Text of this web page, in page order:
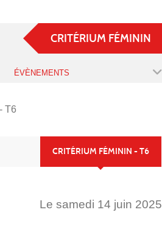
CRITÉRIUM FÉMININ
ÉVÈNEMENTS
T6
CRITÉRIUM FÉMININ - T6
Le samedi 14 juin 2025